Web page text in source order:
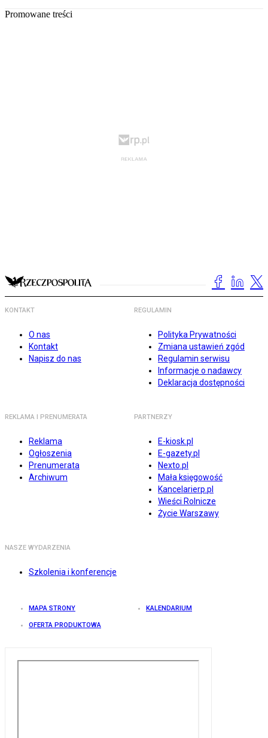
Promowane treści
KONTAKT
O nas
Kontakt
Napisz do nas
REGULAMIN
Polityka Prywatności
Zmiana ustawień zgód
Regulamin serwisu
Informacje o nadawcy
Deklaracja dostępności
REKLAMA I PRENUMERATA
Reklama
Ogłoszenia
Prenumerata
Archiwum
PARTNERZY
E-kiosk.pl
E-gazety.pl
Nexto.pl
Mała księgowość
Kancelarierp.pl
Wieści Rolnicze
Życie Warszawy
NASZE WYDARZENIA
Szkolenia i konferencje
MAPA STRONY KALENDARIUM
OFERTA PRODUKTOWA